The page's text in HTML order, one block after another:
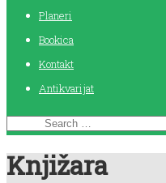
Planeri
Bookica
Kontakt
Antikvarijat
Knjižara